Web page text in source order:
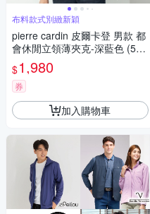
布料款式別緻新穎
pierre cardin 皮爾卡登 男款 都
會休閒立領薄夾克-深藍色 (523
7661-38)
$1,980
券
加入購物車